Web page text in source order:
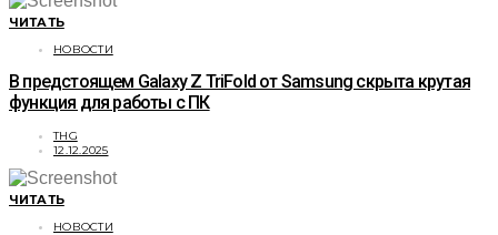
ЧИТАТЬ
НОВОСТИ
В предстоящем Galaxy Z TriFold от Samsung скрыта крутая
функция для работы с ПК
THG
12.12.2025
ЧИТАТЬ
НОВОСТИ